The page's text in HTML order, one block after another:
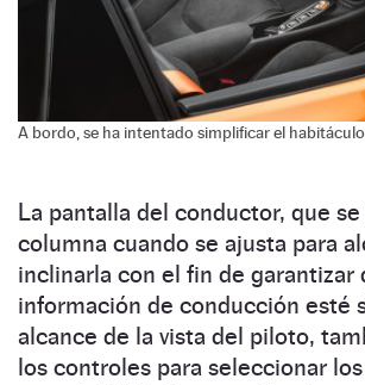
A bordo, se ha intentado simplificar el habitáculo.
La pantalla del conductor, que
columna cuando se ajusta para
inclinarla con el fin de garantizar
información de conducción esté
alcance de la vista del piloto,
los controles para seleccionar los